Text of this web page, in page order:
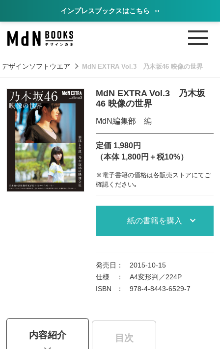
インプレスブックスはこちら ››
デザインソフトウエア MdN EXTRA Vol.3 乃木坂46 映像の世界
MdN EXTRA Vol.3 乃木坂
46 映像の世界
MdN編集部 編
定価 1,980円
（本体 1,800円＋税10%）
※電子書籍の価格は各販売ストアにてご
確認ください｡
紙の書籍を購入
発売日 ：
2015-10-15
仕様
：
A4変形判／224P
ISBN
： 978-4-8443-6529-7
内容紹介 目次